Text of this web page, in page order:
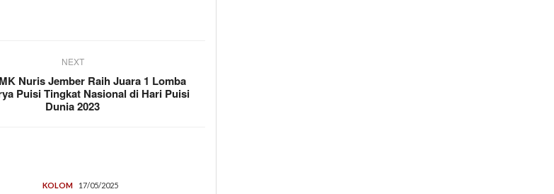
NEXT
Nuris Jember Raih Juara 1 Lomba
Puisi Tingkat Nasional di Hari Puisi
Dunia 2023
KOLOM 17/05/2025